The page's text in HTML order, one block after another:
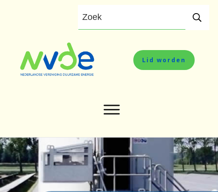
Lid worden